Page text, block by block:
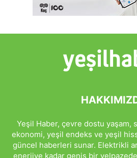
Yeşil Haber, çevre dostu
ekonomi, yeşil endeks ve yeşil
güncel haberleri sunar. Elektrikli
enerjiye kadar geniş bir